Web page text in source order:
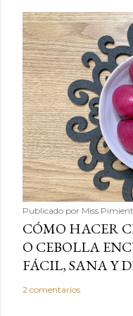
Publicado por Miss
CÓMO HACER
O CEBOLLA
FÁCIL, SANA Y
2 comentarios